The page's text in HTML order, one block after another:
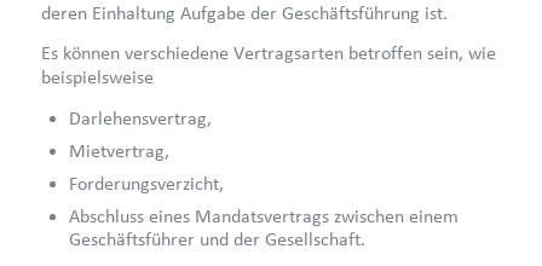
deren Einhaltung Aufgabe der Geschäftsführung ist.
Es können verschiedene Vertragsarten betroffen sein, wie
beispielsweise
Darlehensvertrag,
Mietvertrag,
Forderungsverzicht,
Abschluss eines Mandatsvertrags zwischen einem
Geschäftsführer und der Gesellschaft.